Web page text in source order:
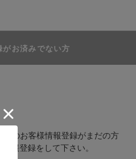
がお済みでない方
プのお客様情報登録がまだの方
報登録をして下さい。